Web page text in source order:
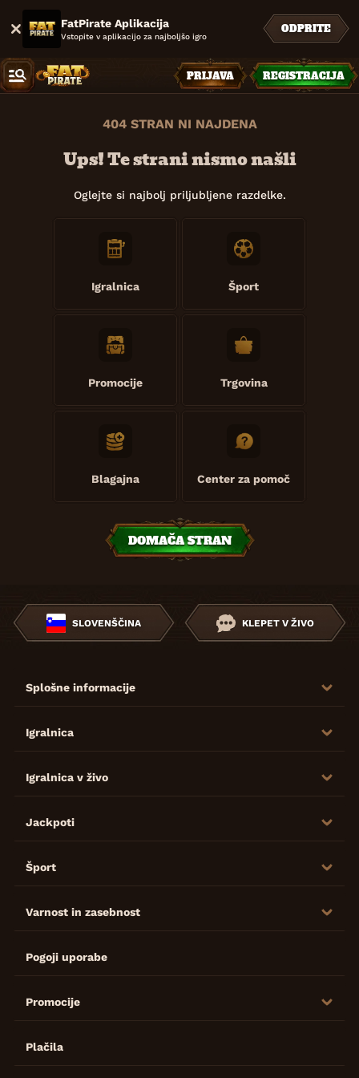
FatPirate Aplikacija
Vstopite v aplikacijo za najboljšo igro
ODPRITE
PRIJAVA REGISTRACIJA
404 STRAN NI NAJDENA
Ups! Te strani nismo našli
Oglejte si najbolj priljubljene razdelke.
Igralnica Šport
Promocije Trgovina
Blagajna Center za pomoč
DOMAČA STRAN
SLOVENŠČINA KLEPET V ŽIVO
Splošne informacije
Igralnica
Igralnica v živo
Jackpoti
Šport
Varnost in zasebnost
Pogoji uporabe
Promocije
Plačila